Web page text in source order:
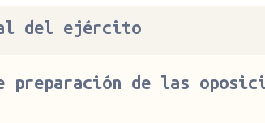
del ejército
preparación de las